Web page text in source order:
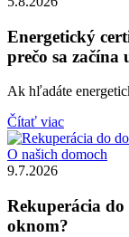
Energetický
prečo sa začína
Ak hľadáte
Čítať viac
O našich domoch
9.7.2026
Rekuperácia
oknom?